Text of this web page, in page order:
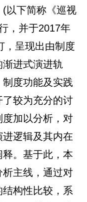
(以下简称《巡视
，并于2017年
，呈现出由制度
进式演进轨
度功能及实践
较为充分的讨
加以分析，对
逻辑及其内在
。基于此，本
主线，通过对
结构性比较，系